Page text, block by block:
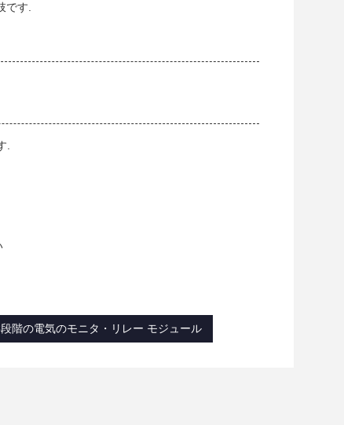
です.
.
階の電気のモニタ・リレー モジュール